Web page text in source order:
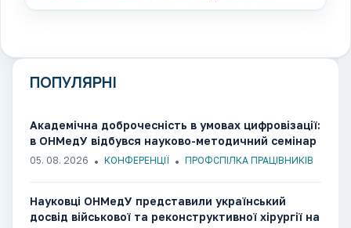
ПОПУЛЯРНІ
Академічна доброчесність в умовах цифровізації:
в ОНМедУ відбувся науково-методичний семінар
05. 08. 2026 КОНФЕРЕНЦІЇ ПРОФСПІЛКА ПРАЦІВНИКІВ
Науковці ОНМедУ представили український
досвід військової та реконструктивної хірургії на